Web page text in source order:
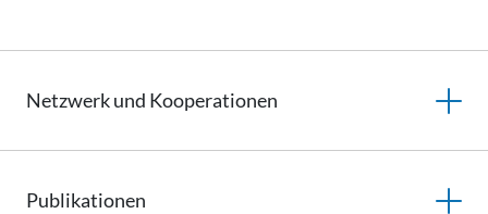
Netzwerk und Kooperationen
Publikationen